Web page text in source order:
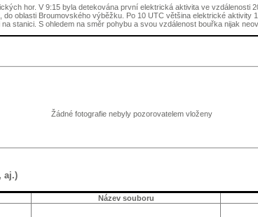
hor. V 9:15 byla detekována první elektrická aktivita ve vzdálenosti
oblasti Broumovského výběžku. Po 10 UTC většina elektrické aktivity
stanici. S ohledem na směr pohybu a svou vzdálenost bouřka nijak
Žádné fotografie nebyly pozorovatelem vloženy
aj.)
Název souboru